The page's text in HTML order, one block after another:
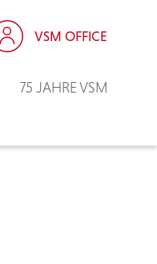
75 JAHRE VSM
VSM OFFICE